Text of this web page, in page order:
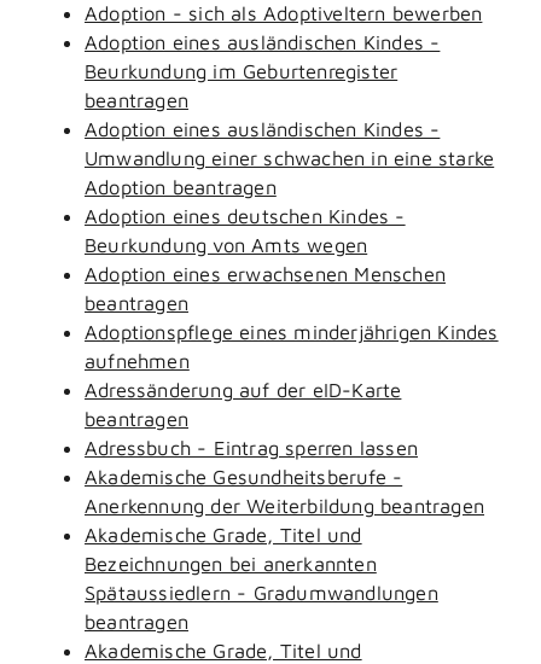
Adoption - sich als Adoptiveltern bewerben
Adoption eines ausländischen Kindes -
Beurkundung im Geburtenregister
beantragen
Adoption eines ausländischen Kindes -
Umwandlung einer schwachen in eine starke
Adoption beantragen
Adoption eines deutschen Kindes -
Beurkundung von Amts wegen
Adoption eines erwachsenen Menschen
beantragen
Adoptionspflege eines minderjährigen Kindes
aufnehmen
Adressänderung auf der eID-Karte
beantragen
Adressbuch - Eintrag sperren lassen
Akademische Gesundheitsberufe -
Anerkennung der Weiterbildung beantragen
Akademische Grade, Titel und
Bezeichnungen bei anerkannten
Spätaussiedlern - Gradumwandlungen
beantragen
Akademische Grade, Titel und